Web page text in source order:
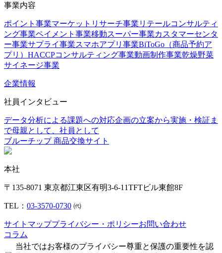
事業内容
ポイント事業マーケットリサーチ事業 リテールコンサルティ
ング事業ペイメント事業移動スーパー事業カスタマーセンタ
ー事業サプライ事業スマホアプリ事業BiToGo（商品予約ア
プリ） HACCPコンサルティング事業動画制作事業乾燥野菜
サイネージ事業
企業情報
社員インタビュー
データ分析による課題への対応企画の立案から実施・検証ま
で母親として、社員として
ブルーチップ 商品交換サイト
本社
〒135-8071 東京都江東区有明3-6-11TFTビル東館8F
TEL： 03-3570-0730 ㈹
サイトマッププライバシー・ポリシーお問い合わせ
コラム
当社ではお客様のプライバシー尊重と保護の重要性を認